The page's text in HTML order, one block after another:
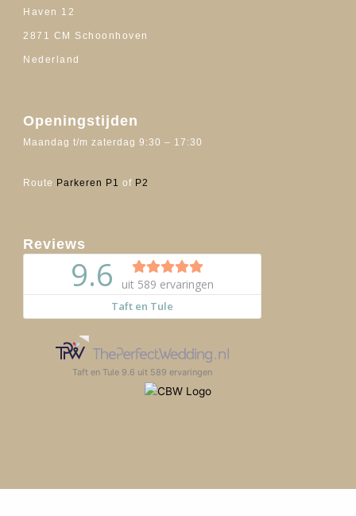
Haven 12
2871 CM Schoonhoven
Nederland
Openingstijden
Maandag t/m zaterdag 9:30 – 17:30
Route Parkeren P1 of P2
Reviews
Taft en Tule 9.6 uit 589 ervaringen